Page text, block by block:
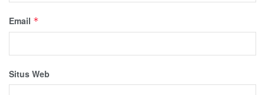
Email *
Situs Web